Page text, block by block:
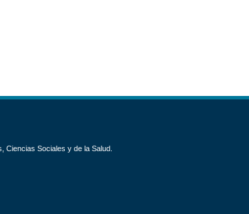
Ciencias Sociales y de la Salud.